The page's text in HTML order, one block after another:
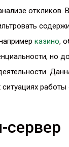
откликов.
казино,
но
работы
сервер